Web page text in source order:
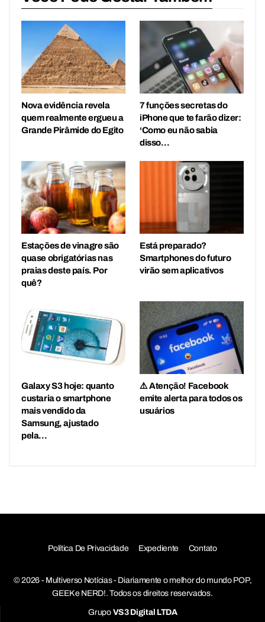
Nova evidência revela
quem realmente ergueu a
Grande Pirâmide do Egito
7 funções secretas do
iPhone que te farão dizer:
‘Como eu não sabia
disso…
Estações de vinagre são
quase obrigatórias nas
praias deste país. Por
quê?
Está preparado?
Smartphones do futuro
virão sem aplicativos
Galaxy S3 hoje: quanto
custaria o smartphone
mais vendido da
Samsung, ajustado
pela…
⚠️ Atenção! Facebook
emite alerta para todos os
usuários
Política De Privacidade Expediente Contato
© 2026 - Multiverso Notícias - Diariamente o melhor do mundo POP,
GEEK e NERD!. Todos os direitos reservados.
Grupo VS3 Digital LTDA